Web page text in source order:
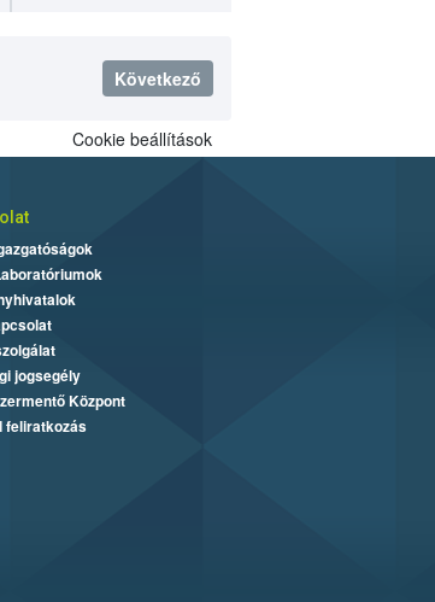
Következő
Cookie beállítások
jogsegély
Központ
feliratkozás